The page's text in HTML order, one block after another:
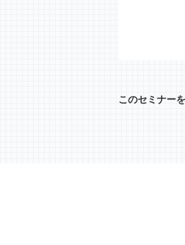
このセミナー